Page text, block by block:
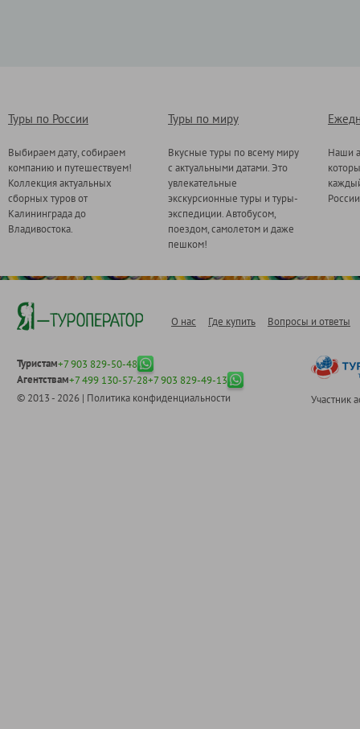
Туры по России
Выбираем дату, собираем
компанию и путешествуем!
Коллекция актуальных
сборных туров от
Калининграда до
Владивостока.
Туры по миру
Вкусные туры по всему миру
с актуальными датами. Это
увлекательные
экскурсионные туры и туры-
экспедиции. Автобусом,
поездом, самолетом и даже
пешком!
Наши
О нас Где купить Вопросы и ответы
Туристам+7 903 829-50-48
Агентствам+7 499 130-57-28+7 903 829-49-13
© 2013 - 2026 | Политика конфиденциальности Участник